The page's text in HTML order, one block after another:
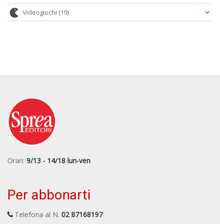
Videogiochi (19)
Orari: 9/13 - 14/18 lun-ven
Per abbonarti
Telefona al N. 02 87168197